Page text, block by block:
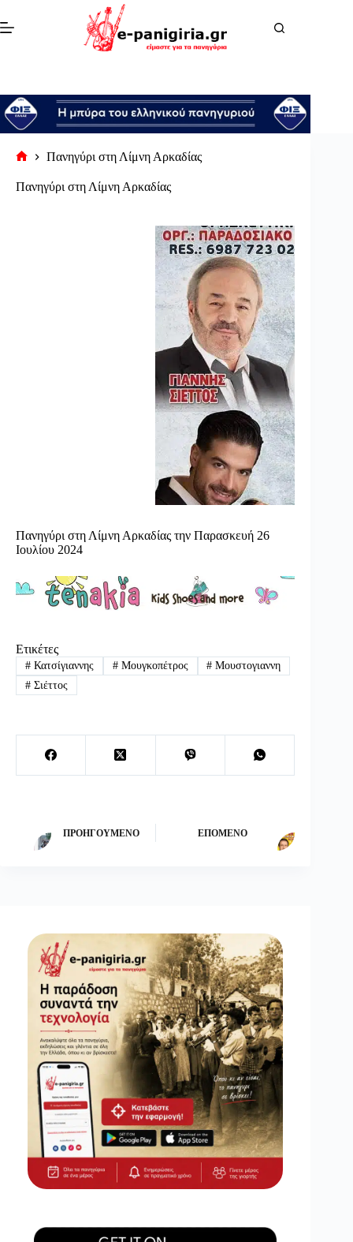
στο
περιεχόμενο
σελίδα
Πανηγύρι στη Λίμνη Αρκαδίας
Πανηγύρι στη Λίμνη Αρκαδίας
Πανηγύρι στη Λίμνη Αρκαδίας την Παρασκευή 26
Ιουλίου 2024
Ετικέτες
#Κατσίγιαννης #Μουγκοπέτρος # Μουστογιαννη
#Σιέττος
ΠΡΟΗΓΟΎΜΕΝΟ ΕΠΌΜΕΝΟ